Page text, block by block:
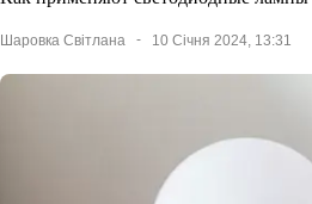
Шаровка Світлана 10 Січня 2024, 13:31